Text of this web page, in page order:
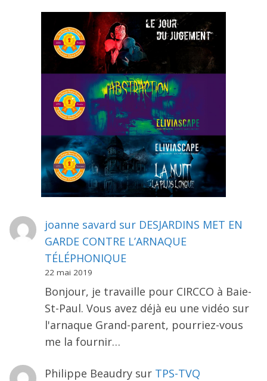
joanne savard sur DESJARDINS MET EN
GARDE CONTRE L’ARNAQUE
TÉLÉPHONIQUE
22 mai 2019
Bonjour, je travaille pour CIRCCO à Baie-
St-Paul. Vous avez déjà eu une vidéo sur
l'arnaque Grand-parent, pourriez-vous
me la fournir…
Philippe Beaudrysur TPS-TVQ